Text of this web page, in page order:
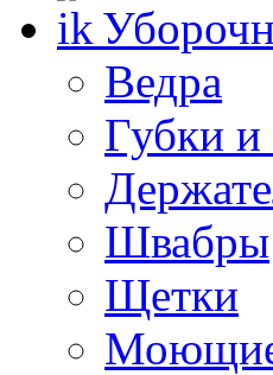
Ведра
Губки и
Швабры
Щетки
Моющие